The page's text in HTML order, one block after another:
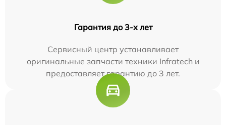
Гарантия до 3-х лет
Сервисный центр устанавливает
оригинальные запчасти техники Infratech и
предоставляет гарантию до 3 лет.